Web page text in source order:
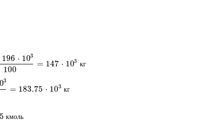
196 ⋅ 103
100
= 147 ⋅ 103 кг
=147⋅103 кг
3
= 183.75 ⋅ 103 кг
= 183.75⋅103 кг
кмоль
кмоль